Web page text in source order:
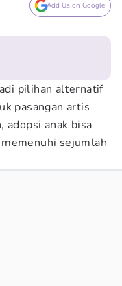
Add Us on Google
pilihan alternatif
pasangan artis
adopsi anak bisa
sejumlah